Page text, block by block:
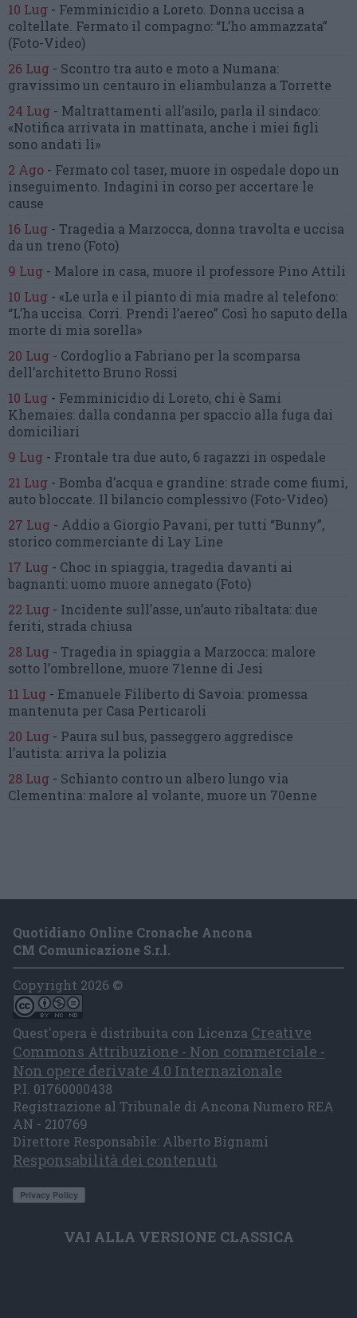
10 Lug - Femminicidio a Loreto. Donna uccisa a
coltellate. Fermato il compagno: “L’ho ammazzata”
(Foto-Video)
26 Lug - Scontro tra auto e moto a Numana:
gravissimo un centauro in eliambulanza a Torrette
24 Lug - Maltrattamenti all’asilo, parla il sindaco:
«Notifica arrivata in mattinata, anche i miei figli
sono andati lì»
2 Ago - Fermato col taser, muore in ospedale dopo un
inseguimento. Indagini in corso per accertare le
cause
16 Lug - Tragedia a Marzocca, donna travolta e uccisa
da un treno (Foto)
9 Lug - Malore in casa, muore il professore Pino Attili
10 Lug - «Le urla e il pianto di mia madre al telefono:
“L’ha uccisa. Corri. Prendi l’aereo” Così ho saputo della
morte di mia sorella»
20 Lug - Cordoglio a Fabriano per la scomparsa
dell’architetto Bruno Rossi
10 Lug - Femminicidio di Loreto, chi è Sami
Khemaies: dalla condanna per spaccio alla fuga dai
domiciliari
9 Lug - Frontale tra due auto, 6 ragazzi in ospedale
21 Lug - Bomba d’acqua e grandine: strade come fiumi,
auto bloccate. Il bilancio complessivo (Foto-Video)
27 Lug - Addio a Giorgio Pavani, per tutti “Bunny”,
storico commerciante di Lay Line
17 Lug - Choc in spiaggia, tragedia davanti ai
bagnanti:uomo muore annegato (Foto)
22 Lug - Incidente sull’asse, un’auto ribaltata: due
feriti, strada chiusa
28 Lug - Tragedia in spiaggia a Marzocca: malore
sotto l’ombrellone, muore 71enne di Jesi
11 Lug - Emanuele Filiberto di Savoia: promessa
mantenuta per Casa Perticaroli
20 Lug - Paura sul bus, passeggero aggredisce
l’autista: arriva la polizia
28 Lug - Schianto contro un albero lungo via
Clementina: malore al volante, muore un 70enne
Quotidiano Online Cronache Ancona
CM Comunicazione S.r.l.
Copyright 2026 ©
Quest'opera è distribuita con Licenza Creative
Commons Attribuzione - Non commerciale -
Non opere derivate 4.0 Internazionale
P.I. 01760000438
Registrazione al Tribunale di Ancona Numero REA
AN - 210769
Direttore Responsabile: Alberto Bignami
Responsabilità dei contenuti
VAI ALLA VERSIONE CLASSICA